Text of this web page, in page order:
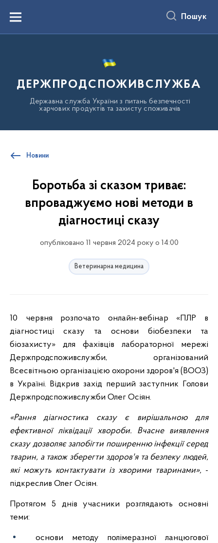
вмістуMenu Пошук
ДЕРЖПРОДСПОЖИВСЛУЖБА
Державна служба України з питань безпечності
харчових продуктів та захисту споживачів
Новини
Боротьба зі сказом триває:
впроваджуємо нові методи в
діагностиці сказу
опубліковано 11 червня 2024 року о 14:00
Ветеринарна медицина
10 червня розпочато онлайн-вебінар «ПЛР в
діагностиці сказу та основи біобезпеки та
біозахисту» для фахівців лабораторної мережі
Держпродспоживслужби, організований
Всесвітньою організацією охорони здоров'я (ВООЗ)
в Україні. Відкрив захід перший заступник Голови
Держпродспоживслужби Олег Осіян.
«Рання діагностика сказу є вирішальною для
ефективної ліквідації хвороби. Вчасне виявлення
сказу дозволяє запобігти поширенню інфекції серед
тварин, а також зберегти здоров'я та безпеку людей,
які можуть контактувати із хворими тваринами», -
підкреслив Олег Осіян.
Протягом 5 днів учасники розглядають основні
теми:
основи методу полімеразної ланцюгової